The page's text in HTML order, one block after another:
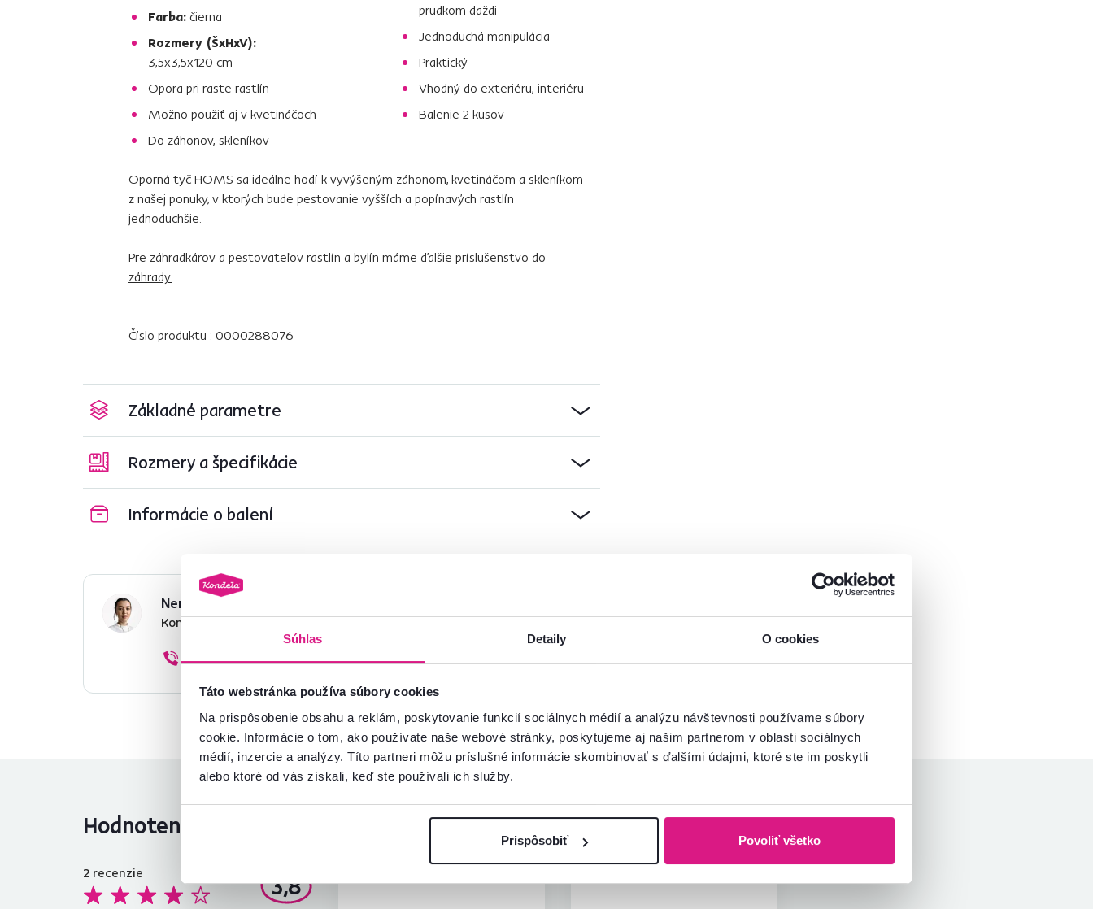
Súhlas Detaily O cookies
Táto webstránka používa súbory cookies
Na prispôsobenie obsahu a reklám, poskytovanie funkcií sociálnych médií a analýzu návštevnosti používame súbory
cookie. Informácie o tom, ako používate naše webové stránky, poskytujeme aj našim partnerom v oblasti sociálnych
médií, inzercie a analýzy. Títo partneri môžu príslušné informácie skombinovať s ďalšími údajmi, ktoré ste im poskytli
alebo ktoré od vás získali, keď ste používali ich služby.
Prispôsobiť Povoliť všetko
Farba: čierna
Rozmery (ŠxHxV):
3,5x3,5x120 cm
Opora pri raste rastlín
Možno použiť aj v kvetináčoch
Do záhonov, skleníkov
prudkom daždi
Jednoduchá manipulácia
Praktický
Vhodný do exteriéru, interiéru
Balenie 2 kusov
Oporná tyč HOMS sa ideálne hodí k vyvýšeným záhonom, kvetináčom a skleníkom
z našej ponuky, v ktorých bude pestovanie vyšších a popínavých rastlín
jednoduchšie.
Pre záhradkárov a pestovateľov rastlín a bylín máme ďalšie príslušenstvo do
záhrady.
Číslo produktu : 0000288076
Základné parametre
Rozmery a špecifikácie
Informácie o balení
Nenašli ste požadované informácie?
Kontaktujte nás a my vám radi poradíme
02/ 40 100 100
Hodnotenia produktu
3,8
2 recenzie
Slovensko
4.6hviezdičky
Slovensko
3hviezdičky